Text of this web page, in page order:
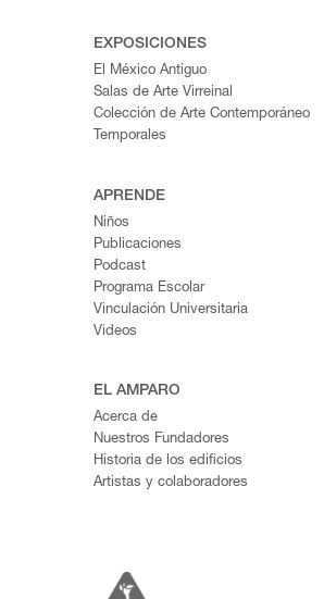
EXPOSICIONES
El México Antiguo
Salas de Arte Virreinal
Colección de Arte Contemporáneo
Temporales
APRENDE
Niños
Publicaciones
Podcast
Programa Escolar
Vinculación Universitaria
Videos
EL AMPARO
Acerca de
Nuestros Fundadores
Historia de los edificios
Artistas y colaboradores